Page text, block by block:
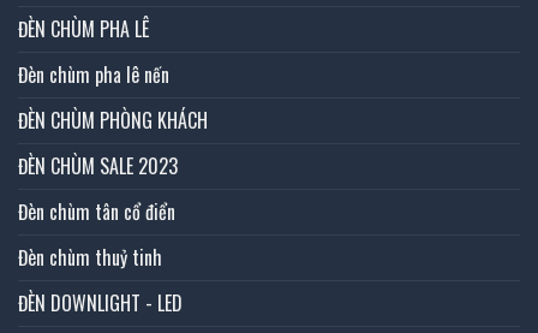
ĐÈN CHÙM PHA LÊ
Đèn chùm pha lê nến
ĐÈN CHÙM PHÒNG KHÁCH
ĐÈN CHÙM SALE 2023
Đèn chùm tân cổ điển
Đèn chùm thuỷ tinh
ĐÈN DOWNLIGHT - LED